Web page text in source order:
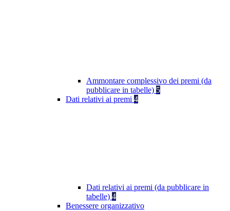
Ammontare complessivo dei premi (da
pubblicare in tabelle) 5
Dati relativi ai premi 4
Dati relativi ai premi (da pubblicare in
tabelle) 4
Benessere organizzativo